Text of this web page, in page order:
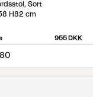
Sort
H82 cm
955 DKK